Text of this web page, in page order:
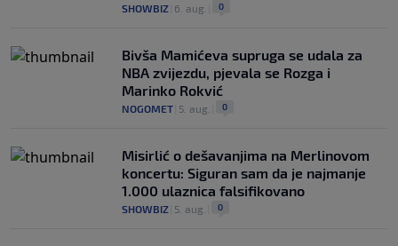
SHOWBIZ 6. aug. 0
Bivša Mamićeva supruga se udala za
NBA zvijezdu, pjevala se Rozga i
Marinko Rokvić
NOGOMET 5. aug. 0
Misirlić o dešavanjima na Merlinovom
koncertu: Siguran sam da je najmanje
1.000 ulaznica falsifikovano
SHOWBIZ 5. aug. 0